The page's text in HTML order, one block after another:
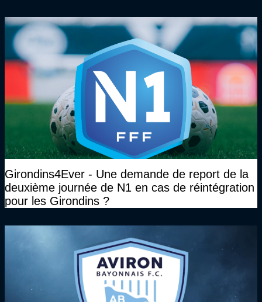
Girondins4Ever - Une demande de report de la
deuxième journée de N1 en cas de réintégration
pour les Girondins ?